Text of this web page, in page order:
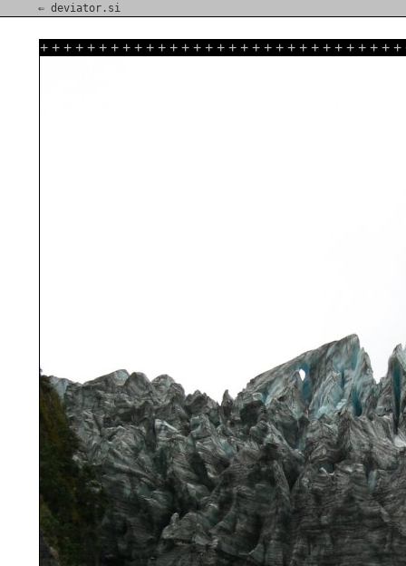
⇐ deviator.si
+ + + + + + + + + + + + + + + + + + + + + + + + + + + + + + +